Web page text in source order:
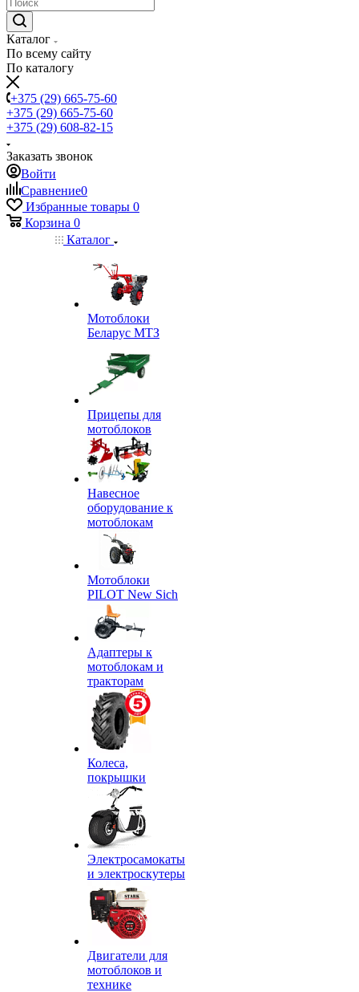
Каталог
По всему сайту
По каталогу
+375 (29) 665-75-60
+375 (29) 665-75-60
+375 (29) 608-82-15
Заказать звонок
Войти
Сравнение0
Избранные товары 0
Корзина 0
Каталог
Мотоблоки
Беларус МТЗ
Прицепы для
мотоблоков
Навесное
оборудование к
мотоблокам
Мотоблоки
PILOT New Sich
Адаптеры к
мотоблокам и
тракторам
Колеса,
покрышки
Электросамокаты
и электроскутеры
Двигатели для
мотоблоков и
технике